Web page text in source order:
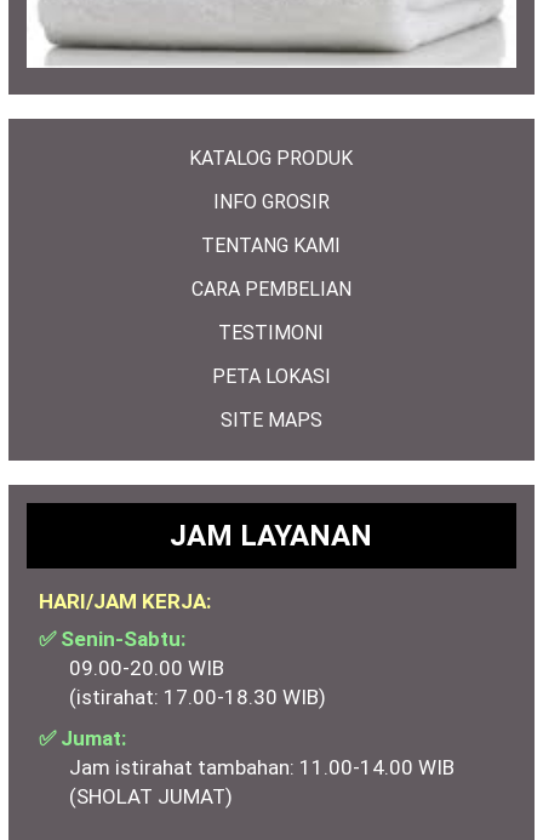
KATALOG PRODUK
INFO GROSIR
TENTANG KAMI
CARA PEMBELIAN
TESTIMONI
PETA LOKASI
SITE MAPS
JAM LAYANAN
HARI/JAM KERJA:
✅ Senin-Sabtu:
09.00-20.00 WIB
(istirahat: 17.00-18.30 WIB)
✅ Jumat:
Jam istirahat tambahan: 11.00-14.00 WIB
(SHOLAT JUMAT)